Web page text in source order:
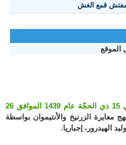
مفتش قمع الغش
قرار مؤرخ في 15 ذي الحجّة عام 1439 الموافق 26
معايرة الزرنيخ والأنتيموان بواسطة
الهيدرور، إجباريا.